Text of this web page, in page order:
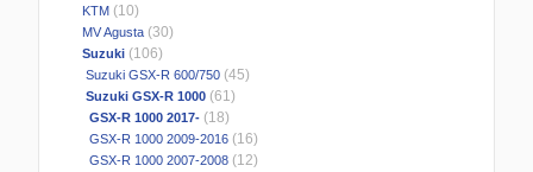
KTM (10)
MV Agusta (30)
Suzuki (106)
Suzuki GSX-R 600/750 (45)
Suzuki GSX-R 1000 (61)
GSX-R 1000 2017- (18)
GSX-R 1000 2009-2016 (16)
GSX-R 1000 2007-2008 (12)